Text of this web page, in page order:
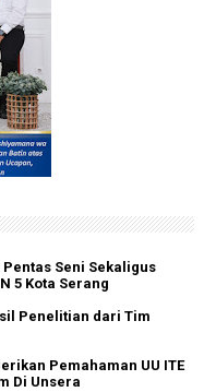
Seni Sekaligus
5 Kota Serang
Penelitian dari Tim
Pemahaman UU ITE
Di Unsera